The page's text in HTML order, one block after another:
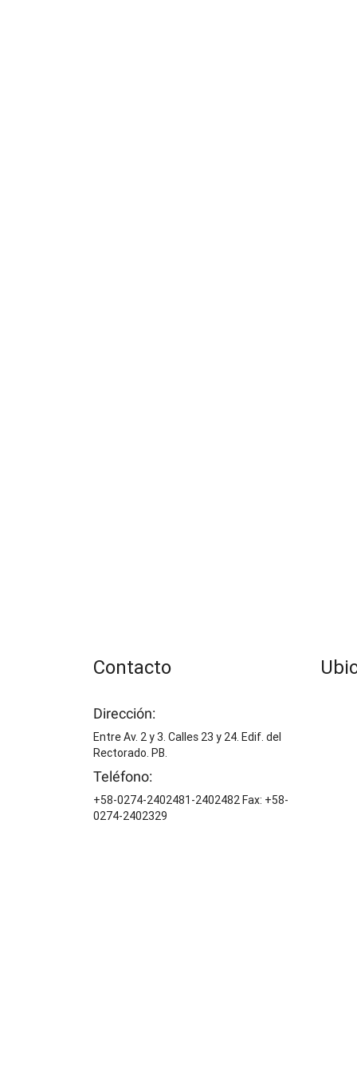
Contacto
Dirección:
Entre Av. 2 y 3. Calles 23 y 24. Edif. del
Rectorado. PB.
Teléfono:
+58-0274-2402481-2402482 Fax: +58-
0274-2402329